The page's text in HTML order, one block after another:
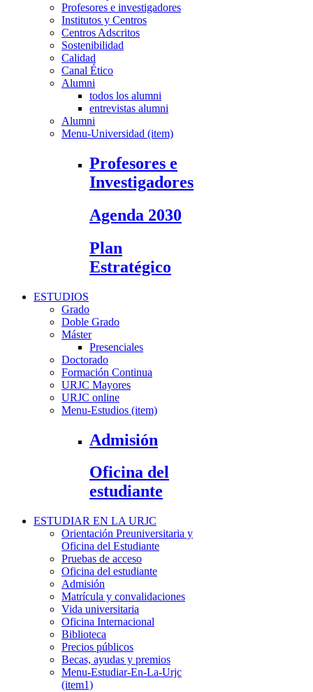
Profesores e investigadores
Institutos y Centros
Centros Adscritos
Sostenibilidad
Calidad
Canal Ético
Alumni
todos los alumni
entrevistas alumni
Alumni
Menu-Universidad (item)
Profesores e
Investigadores
Agenda 2030
Plan
Estratégico
ESTUDIOS
Grado
Doble Grado
Máster
Presenciales
Doctorado
Formación Continua
URJC Mayores
URJC online
Menu-Estudios (item)
Admisión
Oficina del
estudiante
ESTUDIAR EN LA URJC
Orientación Preuniversitaria y
Oficina del Estudiante
Pruebas de acceso
Oficina del estudiante
Admisión
Matrícula y convalidaciones
Vida universitaria
Oficina Internacional
Biblioteca
Precios públicos
Becas, ayudas y premios
Menu-Estudiar-En-La-Urjc
(item1)